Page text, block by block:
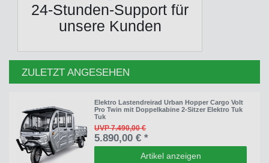
24-Stunden-Support für
unsere Kunden
ZULETZT ANGESEHEN
Elektro Lastendreirad Urban Hopper Cargo Volt
Pro Twin mit Doppelkabine 2-Sitzer Elektro Tuk
Tuk
UVP 7.490,00 €
5.890,00 € *
Artikel anzeigen